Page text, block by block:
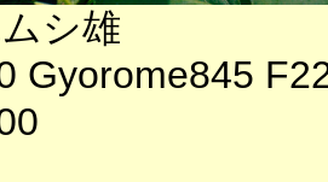
シ雄
Gyorome845